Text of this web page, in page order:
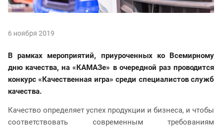
6 ноября 2019
В рамках мероприятий, приуроченных ко Всемирному
дню качества, на «КАМАЗе» в очередной раз проводится
конкурс «Качественная игра» среди специалистов служб
качества.
Качество определяет успех продукции и бизнеса, и чтобы
соответствовать современным требованиям